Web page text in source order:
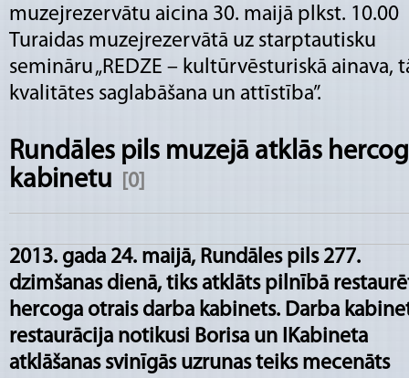
muzejrezervātu aicina 30. maijā plkst. 10.00
Turaidas muzejrezervātā uz starptautisku
semināru „REDZE – kultūrvēsturiskā ainava,
kvalitātes saglabāšana un attīstība”.
Rundāles pils muzejā atklās
kabinetu
[0]
2013. gada 24. maijā, Rundāles pils 277.
dzimšanas dienā, tiks atklāts pilnībā
hercoga otrais darba kabinets. Darba
restaurācija notikusi Borisa un IKabineta
atklāšanas svinīgās uzrunas teiks mecenāts